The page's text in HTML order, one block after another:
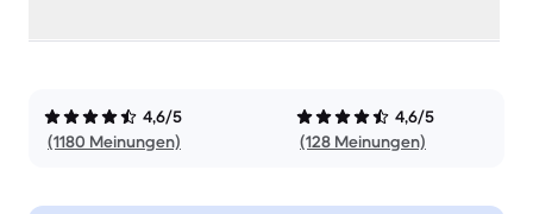
4,6/5
(1180 Meinungen)
4,6/5
(128 Meinungen)